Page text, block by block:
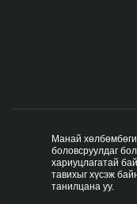
Манай
боловсруулдаг
хариуцлагатай
тавихыг хүсэж
танилцана уу.